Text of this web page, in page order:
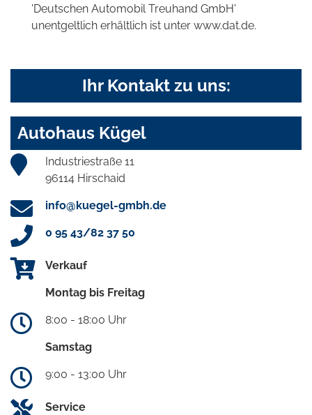
'Deutschen Automobil Treuhand GmbH'
unentgeltlich erhältlich ist unter www.dat.de.
Ihr Kontakt zu uns:
Autohaus Kügel
Industriestraße 11
96114 Hirschaid
info@kuegel-gmbh.de
0 95 43/82 37 50
Verkauf
Montag bis Freitag
8:00 - 18:00 Uhr
Samstag
9:00 - 13:00 Uhr
Service